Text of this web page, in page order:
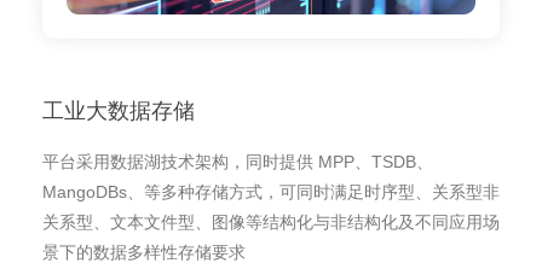
工业大数据存储
平台采用数据湖技术架构，同时提供 MPP、TSDB、
MangoDBs、等多种存储方式，可同时满足时序型、关系型非
关系型、文本文件型、图像等结构化与非结构化及不同应用场
景下的数据多样性存储要求